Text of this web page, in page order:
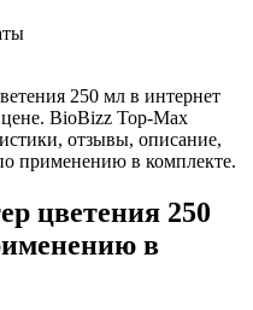
250 мл в интернет
BioBizz Top-Max
отзывы, описание,
применению в комплекте.
цветения 250
в